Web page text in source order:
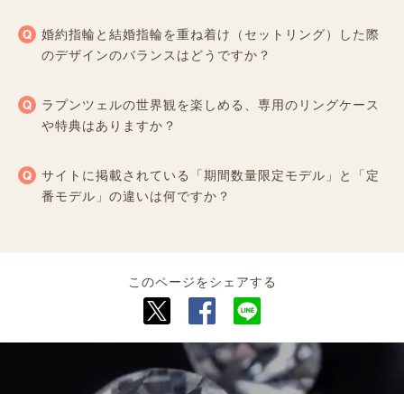
婚約指輪と結婚指輪を重ね着け（セットリング）した際
のデザインのバランスはどうですか？
ラプンツェルの世界観を楽しめる、専用のリングケース
や特典はありますか？
サイトに掲載されている「期間数量限定モデル」と「定
番モデル」の違いは何ですか？
このページをシェアする